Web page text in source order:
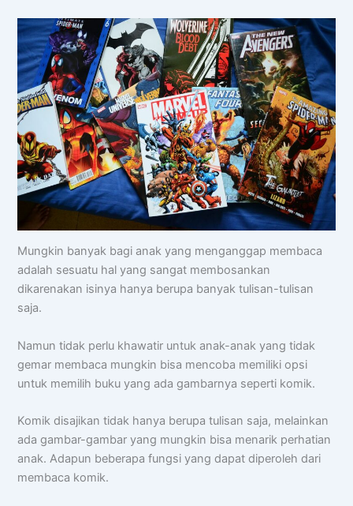
Mungkin banyak bagi anak yang menganggap membaca
adalah sesuatu hal yang sangat membosankan
dikarenakan isinya hanya berupa banyak tulisan-tulisan
saja.
Namun tidak perlu khawatir untuk anak-anak yang tidak
gemar membaca mungkin bisa mencoba memiliki opsi
untuk memilih buku yang ada gambarnya seperti komik.
Komik disajikan tidak hanya berupa tulisan saja, melainkan
ada gambar-gambar yang mungkin bisa menarik perhatian
anak. Adapun beberapa fungsi yang dapat diperoleh dari
membaca komik.